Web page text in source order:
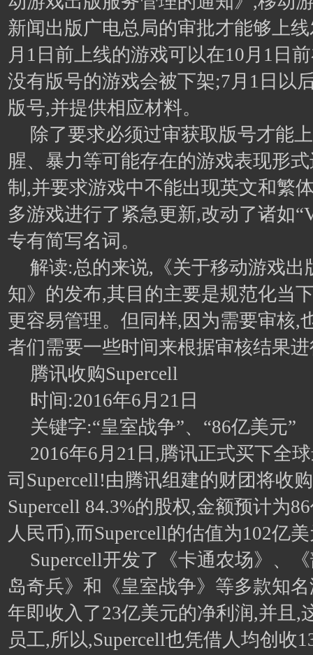
新闻出版广电总局的审批才能够上
月1日前上线的游戏可以在10月1日
没有版号的游戏会被下架;7月1日以
版号,并提供相应材料。
除了要求必须过审获取版号才能
腥、暴力等可能存在的游戏表现形
制,并要求游戏中不能出现英文和繁
多游戏进行了紧急更新,改动了诸如
专有简写名词。
解读:总的来说,《关于移动游戏出
知》的发布,其目的主要是规范化当
更容易管理。但同样,因为需要审核,
者们需要一些时间来根据审核结果
腾讯收购Supercell
时间:2016年6月21日
关键字:“皇室战争”、“86亿美元”
2016年6月21日,腾讯正式买下全
司Supercell!由腾讯组建的财团将收
Supercell 84.3%的股权,金额预计为
人民币),而Supercell的估值为102亿
Supercell开发了《卡通农场》、
岛奇兵》和《皇室战争》等多款知
年即收入了23亿美元的净利润,并且,
员工,所以,Supercell也凭借人均创收